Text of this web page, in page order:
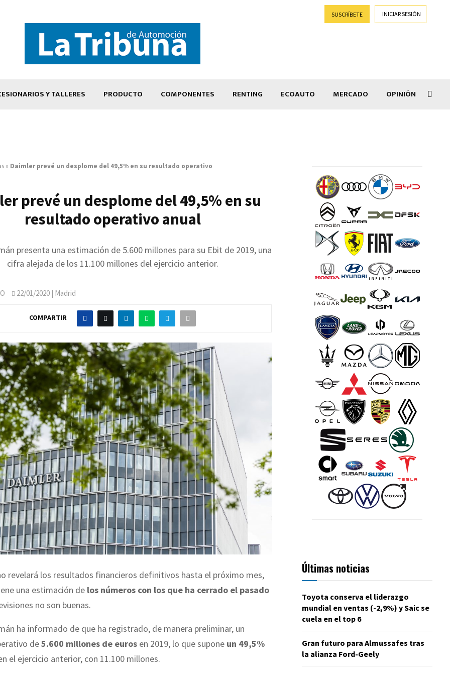
SUSCRÍBETE INICIAR SESIÓN
Y TALLERES PRODUCTO COMPONENTES RENTING ECOAUTO MERCADO OPINIÓN
» Daimler prevé un desplome del 49,5% en su resultado operativo
prevé un desplome del 49,5% en su
resultado operativo anual
presenta una estimación de 5.600 millones para su Ebit de 2019, una
cifra alejada de los 11.100 millones del ejercicio anterior.
22/01/2020 | Madrid
COMPARTIR
revelará los resultados financieros definitivos hasta el próximo mes,
una estimación de los números con los que ha cerrado el pasado
no son buenas.
ha informado de que ha registrado, de manera preliminar, un
de5.600 millones de euros en 2019, lo que supone un 49,5%
el ejercicio anterior, con 11.100 millones.
Últimas noticias
Toyota conserva el liderazgo
mundial en ventas (-2,9%) y Saic se
cuela en el top 6
Gran futuro para Almussafes tras
la alianza Ford-Geely